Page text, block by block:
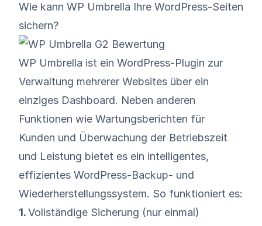
Wie kann WP Umbrella Ihre WordPress-Seiten
sichern?
WP Umbrella ist ein WordPress-Plugin zur
Verwaltung mehrerer Websites über ein
einziges Dashboard. Neben anderen
Funktionen wie Wartungsberichten für
Kunden und Überwachung der Betriebszeit
und Leistung bietet es ein intelligentes,
effizientes WordPress-Backup- und
Wiederherstellungssystem. So funktioniert es:
1.Vollständige Sicherung (nur einmal)